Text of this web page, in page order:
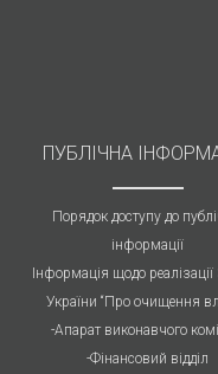
ПУБЛIЧНА
Порядок доступу до
інформації
Інформація щодо
України “Про очищення
-Апарат виконавчого
-Фінансовий відділ